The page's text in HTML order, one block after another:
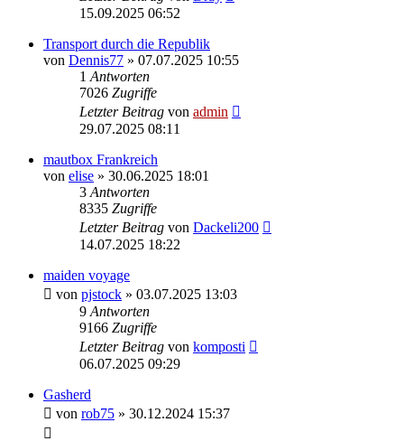
15.09.2025 06:52
Transport durch die Republik
von Dennis77 » 07.07.2025 10:55
1 Antworten
7026 Zugriffe
Letzter Beitrag von admin
29.07.2025 08:11
mautbox Frankreich
von elise » 30.06.2025 18:01
3 Antworten
8335 Zugriffe
Letzter Beitrag von Dackeli200
14.07.2025 18:22
maiden voyage
von pjstock » 03.07.2025 13:03
9 Antworten
9166 Zugriffe
Letzter Beitrag von komposti
06.07.2025 09:29
Gasherd
von rob75 » 30.12.2024 15:37